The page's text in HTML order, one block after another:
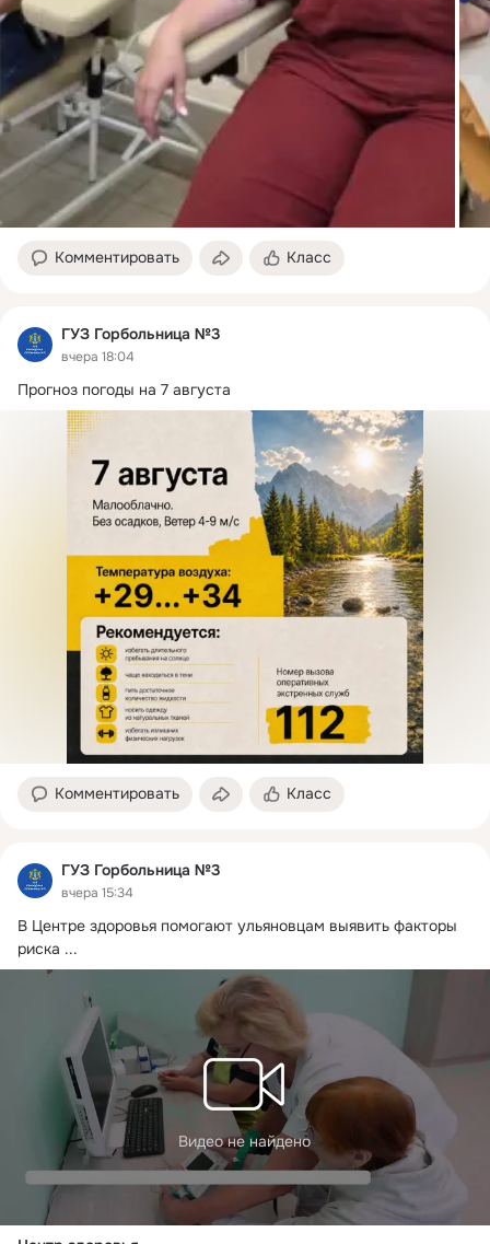
Комментировать Класс
ГУЗ Горбольница №3
вчера 18:04
Прогноз погоды на 7 августа
Комментировать Класс
ГУЗ Горбольница №3
вчера 15:34
В Центре здоровья помогают ульяновцам выявить факторы
риска ...
Видео не найдено